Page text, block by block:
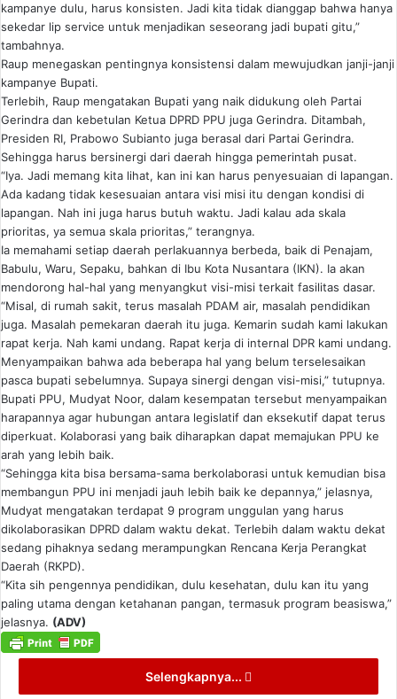
kampanye dulu, harus konsisten. Jadi kita tidak dianggap bahwa hanya
sekedar lip service untuk menjadikan seseorang jadi bupati gitu,”
tambahnya.
Raup menegaskan pentingnya konsistensi dalam mewujudkan janji-janji
kampanye Bupati.
Terlebih, Raup mengatakan Bupati yang naik didukung oleh Partai
Gerindra dan kebetulan Ketua DPRD PPU juga Gerindra. Ditambah,
Presiden RI, Prabowo Subianto juga berasal dari Partai Gerindra.
Sehingga harus bersinergi dari daerah hingga pemerintah pusat.
“Iya. Jadi memang kita lihat, kan ini kan harus penyesuaian di lapangan.
Ada kadang tidak kesesuaian antara visi misi itu dengan kondisi di
lapangan. Nah ini juga harus butuh waktu. Jadi kalau ada skala
prioritas, ya semua skala prioritas,” terangnya.
Ia memahami setiap daerah perlakuannya berbeda, baik di Penajam,
Babulu, Waru, Sepaku, bahkan di Ibu Kota Nusantara (IKN). Ia akan
mendorong hal-hal yang menyangkut visi-misi terkait fasilitas dasar.
“Misal, di rumah sakit, terus masalah PDAM air, masalah pendidikan
juga. Masalah pemekaran daerah itu juga. Kemarin sudah kami lakukan
rapat kerja. Nah kami undang. Rapat kerja di internal DPR kami undang.
Menyampaikan bahwa ada beberapa hal yang belum terselesaikan
pasca bupati sebelumnya. Supaya sinergi dengan visi-misi,” tutupnya.
Bupati PPU, Mudyat Noor, dalam kesempatan tersebut menyampaikan
harapannya agar hubungan antara legislatif dan eksekutif dapat terus
diperkuat. Kolaborasi yang baik diharapkan dapat memajukan PPU ke
arah yang lebih baik.
“Sehingga kita bisa bersama-sama berkolaborasi untuk kemudian bisa
membangun PPU ini menjadi jauh lebih baik ke depannya,” jelasnya,
Mudyat mengatakan terdapat 9 program unggulan yang harus
dikolaborasikan DPRD dalam waktu dekat. Terlebih dalam waktu dekat
sedang pihaknya sedang merampungkan Rencana Kerja Perangkat
Daerah (RKPD).
“Kita sih pengennya pendidikan, dulu kesehatan, dulu kan itu yang
paling utama dengan ketahanan pangan, termasuk program beasiswa,”
jelasnya. (ADV)
Selengkapnya...